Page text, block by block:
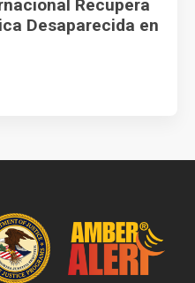
Recupera
Desaparecida en